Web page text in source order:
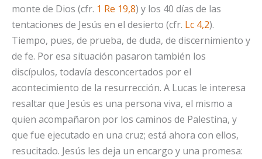
monte de Dios (cfr. 1 Re 19,8) y los 40 días de las
tentaciones de Jesús en el desierto (cfr. Lc 4,2).
Tiempo, pues, de prueba, de duda, de discernimiento y
de fe. Por esa situación pasaron también los
discípulos, todavía desconcertados por el
acontecimiento de la resurrección. A Lucas le interesa
resaltar que Jesús es una persona viva, el mismo a
quien acompañaron por los caminos de Palestina, y
que fue ejecutado en una cruz; está ahora con ellos,
resucitado. Jesús les deja un encargo y una promesa: